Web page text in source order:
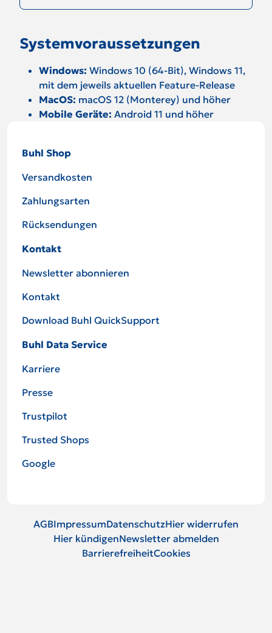
Systemvoraussetzungen
Windows: Windows 10 (64-Bit), Windows 11,
mit dem jeweils aktuellen Feature-Release
MacOS: macOS 12 (Monterey) und höher
Mobile Geräte: Android 11 und höher
Buhl Shop
Versandkosten
Zahlungsarten
Rücksendungen
Kontakt
Newsletter abonnieren
Kontakt
Download Buhl QuickSupport
Buhl Data Service
Karriere
Presse
Trustpilot
Trusted Shops
Google
AGBImpressumDatenschutzHier widerrufen
Hier kündigenNewsletter abmelden
BarrierefreiheitCookies